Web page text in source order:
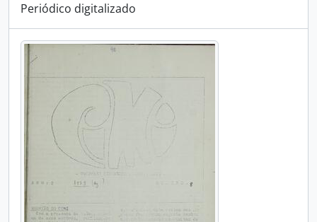
Periódico digitalizado